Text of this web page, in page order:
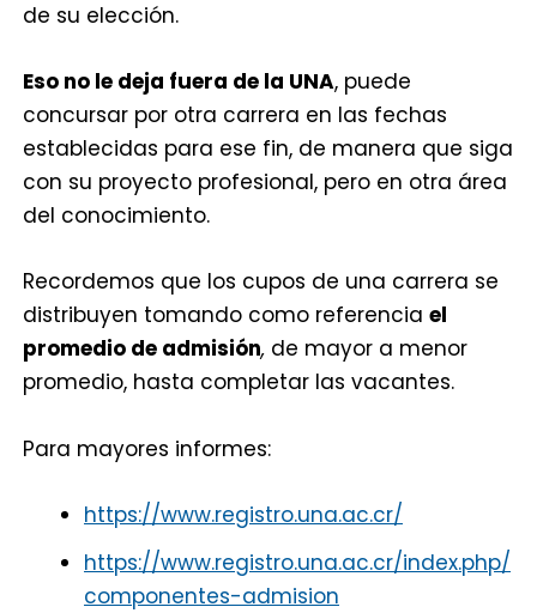
de su elección.
Eso no le deja fuera de la UNA, puede
concursar por otra carrera en las fechas
establecidas para ese fin, de manera que siga
con su proyecto profesional, pero en otra área
del conocimiento.
Recordemos que los cupos de una carrera se
distribuyen tomando como referencia el
promedio de admisión, de mayor a menor
promedio, hasta completar las vacantes.
Para mayores informes:
https://www.registro.una.ac.cr/
https://www.registro.una.ac.cr/index.php/
componentes-admision